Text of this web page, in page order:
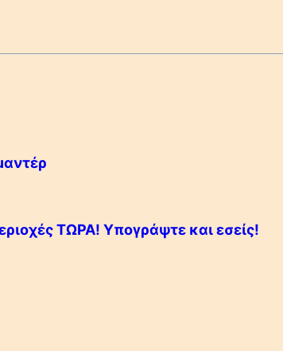
ΤΩΡΑ! Υπογράψτε και εσείς!